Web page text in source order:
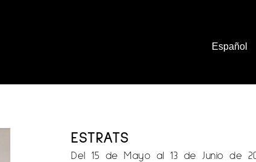
ESTRATS
Del 15 de Mayo al 13 de Junio de